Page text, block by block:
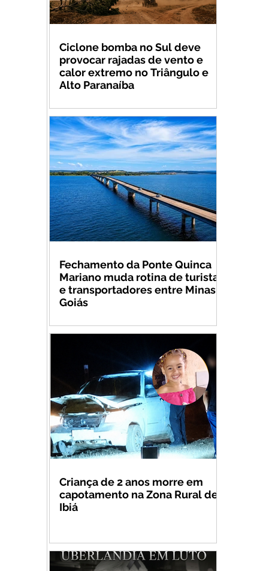
Ciclone bomba no Sul deve
provocar rajadas de vento e
calor extremo no Triângulo e
Alto Paranaíba
Fechamento da Ponte Quinca
Mariano muda rotina de turistas
e transportadores entre Minas e
Goiás
Criança de 2 anos morre em
capotamento na Zona Rural de
Ibiá